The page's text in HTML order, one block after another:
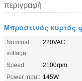
περιγραφή
Μπροστινός κυρτός
Nominal
voltage:
220VAC
Speed:
2100rpm
Power input: 145W